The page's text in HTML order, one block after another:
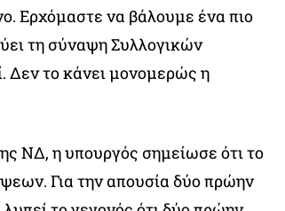
Ερχόμαστε να βάλουμε ένα πιο
τη σύναψη Συλλογικών
Δεν το κάνει μονομερώς η
ΝΔ, η υπουργός σημείωσε ότι το
Για την απουσία δύο πρώην